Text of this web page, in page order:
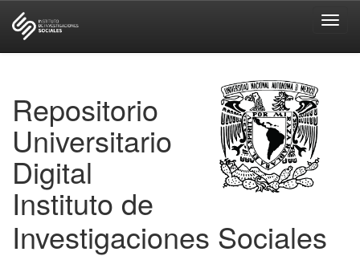
Repositorio
Universitario
Digital
Instituto de
Investigaciones Sociales